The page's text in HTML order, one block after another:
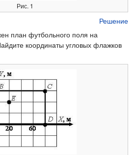
Рис. 1
Решение
план футбольного поля на
координаты угловых флажков